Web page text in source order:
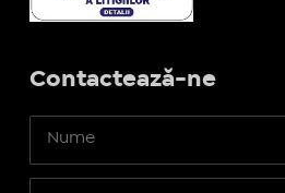
Contactează-ne